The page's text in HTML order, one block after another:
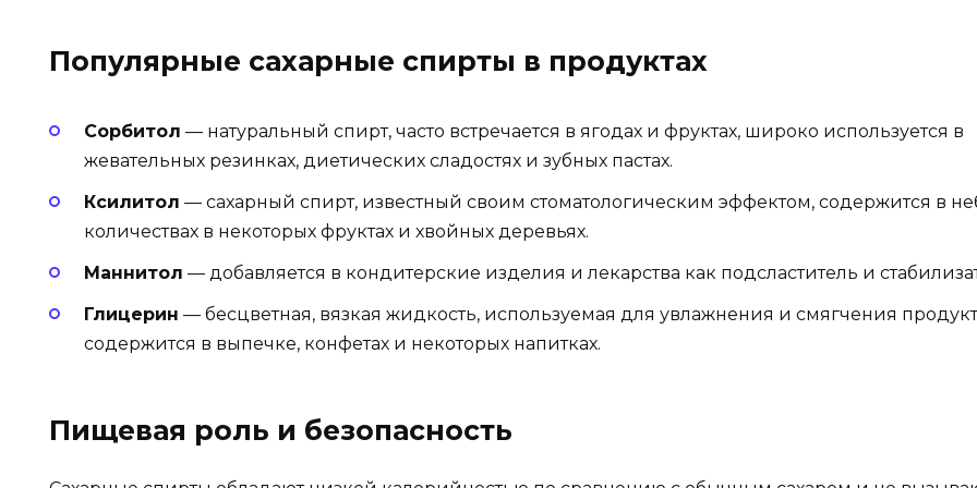
Популярные сахарные спирты в продуктах
Сорбитол — натуральный спирт, часто встречается в ягодах и фруктах, широко используется в
жевательных резинках, диетических сладостях и зубных пастах.
Ксилитол — сахарный спирт, известный своим стоматологическим эффектом, содержится в
количествах в некоторых фруктах и хвойных деревьях.
Маннитол — добавляется в кондитерские изделия и лекарства как подсластитель и
Глицерин — бесцветная, вязкая жидкость, используемая для увлажнения и смягчения
содержится в выпечке, конфетах и некоторых напитках.
Пищевая роль и безопасность